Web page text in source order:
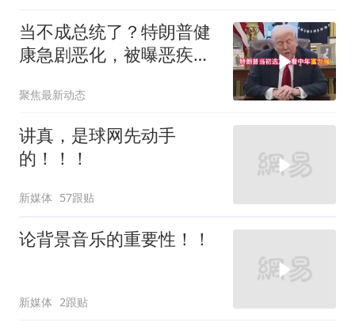
当不成总统了？特朗普健
康急剧恶化，被曝恶疾缠
聚焦最新动态
讲真，是球网先动手
的！！！
新媒体 57跟贴
论背景音乐的重要性！！
新媒体 2跟贴